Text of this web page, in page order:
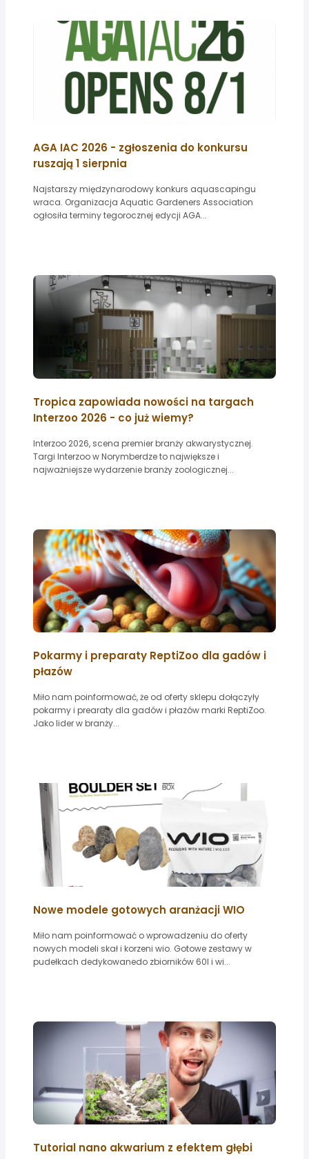
AGA IAC 2026 - zgłoszenia do konkursu
ruszają 1 sierpnia
Najstarszy międzynarodowy konkurs aquascapingu
wraca. Organizacja Aquatic Gardeners Association
ogłosiła terminy tegorocznej edycji AGA...
Tropica zapowiada nowości na targach
Interzoo 2026 - co już wiemy?
Interzoo 2026, scena premier branży akwarystycznej.
Targi Interzoo w Norymberdze to największe i
najważniejsze wydarzenie branży zoologicznej...
Pokarmy i preparaty ReptiZoo dla gadów i
płazów
Miło nam poinformować, że od oferty sklepu dołączyły
pokarmy i prearaty dla gadów i płazów marki ReptiZoo.
Jako lider w branży...
Nowe modele gotowych aranżacji WIO
Miło nam poinformować o wprowadzeniu do oferty
nowych modeli skał i korzeni wio. Gotowe zestawy w
pudełkach dedykowanedo zbiorników 60l i wi...
Tutorial nano akwarium z efektem głębi